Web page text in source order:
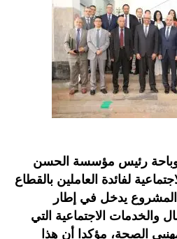
رئيس مؤسسة الحسن
لفائدة العاملين بالقطاع
يدخل في إطار
والخدمات الاجتماعية التي
الصحة، مؤكدا أن هذا